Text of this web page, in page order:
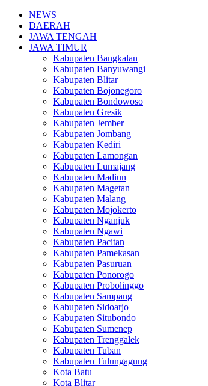
NEWS
DAERAH
JAWA TENGAH
JAWA TIMUR
Kabupaten Bangkalan
Kabupaten Banyuwangi
Kabupaten Blitar
Kabupaten Bojonegoro
Kabupaten Bondowoso
Kabupaten Gresik
Kabupaten Jember
Kabupaten Jombang
Kabupaten Kediri
Kabupaten Lamongan
Kabupaten Lumajang
Kabupaten Madiun
Kabupaten Magetan
Kabupaten Malang
Kabupaten Mojokerto
Kabupaten Nganjuk
Kabupaten Ngawi
Kabupaten Pacitan
Kabupaten Pamekasan
Kabupaten Pasuruan
Kabupaten Ponorogo
Kabupaten Probolinggo
Kabupaten Sampang
Kabupaten Sidoarjo
Kabupaten Situbondo
Kabupaten Sumenep
Kabupaten Trenggalek
Kabupaten Tuban
Kabupaten Tulungagung
Kota Batu
Kota Blitar